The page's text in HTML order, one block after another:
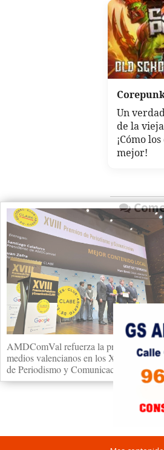
Un
de la
¡Cómo
mejor!
AMDComVal refuerza la presencia de
medios valencianos en los XVIII
de Periodismo y Comunicación CLABE